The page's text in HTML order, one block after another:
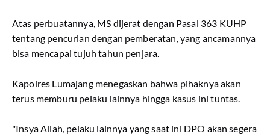
Atas perbuatannya, MS dijerat dengan Pasal 363 KUHP
tentang pencurian dengan pemberatan, yang ancamannya
bisa mencapai tujuh tahun penjara.
Kapolres Lumajang menegaskan bahwa pihaknya akan
terus memburu pelaku lainnya hingga kasus ini tuntas.
"Insya Allah, pelaku lainnya yang saat ini DPO akan segera